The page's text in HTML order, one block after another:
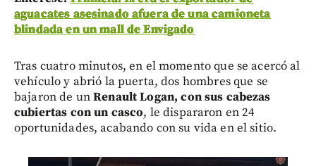
aguacates asesinado afuera de una camioneta
blindada en un mall de Envigado
Tras cuatro minutos, en el momento que se acercó al
vehículo y abrió la puerta, dos hombres que se
bajaron de unRenault Logan, con sus cabezas
cubiertas con un casco, le dispararon en 24
oportunidades, acabando con su vida en el sitio.